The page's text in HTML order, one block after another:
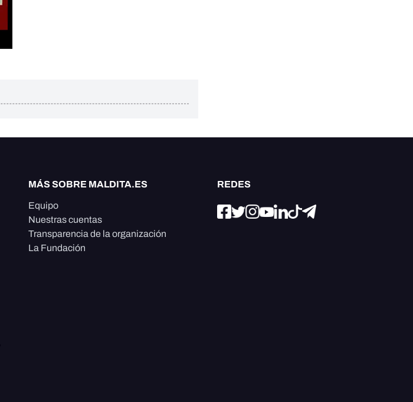
MÁS SOBRE MALDITA.ES
Equipo
Nuestras cuentas
Transparencia de la organización
La Fundación
REDES